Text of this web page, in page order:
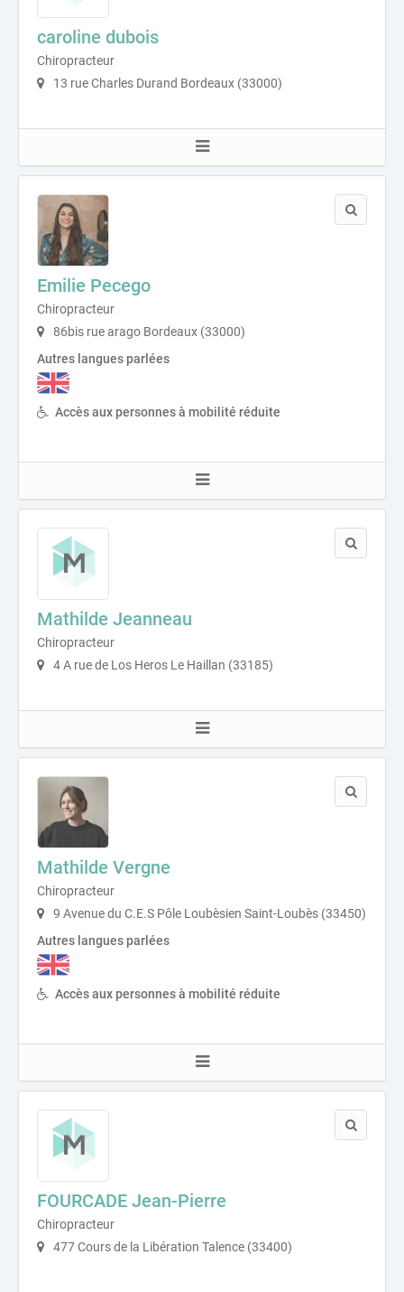
caroline dubois
Chiropracteur
13 rue Charles Durand Bordeaux (33000)
Emilie Pecego
Chiropracteur
86bis rue arago Bordeaux (33000)
Autres langues parlées
Accès aux personnes à mobilité réduite
Mathilde Jeanneau
Chiropracteur
4 A rue de Los Heros Le Haillan (33185)
Mathilde Vergne
Chiropracteur
9 Avenue du C.E.S Pôle Loubèsien Saint-Loubès (33450)
Autres langues parlées
Accès aux personnes à mobilité réduite
FOURCADE Jean-Pierre
Chiropracteur
477 Cours de la Libération Talence (33400)